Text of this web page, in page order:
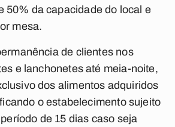
50% da capacidade do local e
mesa.
de clientes nos
e lanchonetes até meia-noite,
dos alimentos adquiridos
o estabelecimento sujeito
de 15 dias caso seja